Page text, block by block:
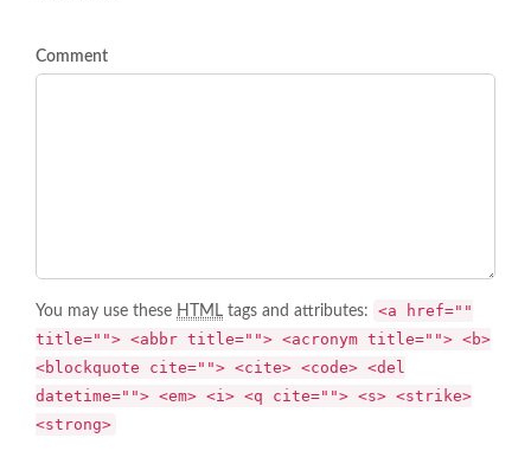
Comment
You may use these HTML tags and attributes:
<a href=""
title=""> <abbr title=""> <acronym title=""> <b>
<blockquote cite=""> <cite> <code> <del
datetime=""> <em> <i> <q cite=""> <s> <strike>
<strong>